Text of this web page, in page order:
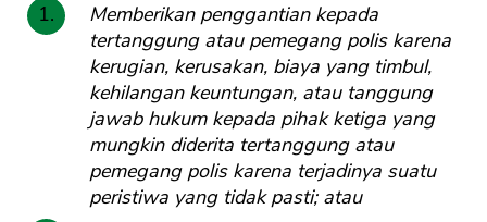
Memberikan penggantian kepada
tertanggung atau pemegang polis karena
kerugian, kerusakan, biaya yang timbul,
kehilangan keuntungan, atau tanggung
jawab hukum kepada pihak ketiga yang
mungkin diderita tertanggung atau
pemegang polis karena terjadinya suatu
peristiwa yang tidak pasti; atau